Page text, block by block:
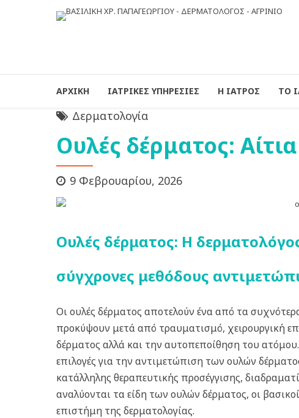
ΑΡΧΙΚΗ ΙΑΤΡΙΚΕΣ ΥΠΗΡΕΣΙΕΣ Η ΙΑΤΡΟΣ ΤΟ
Δερματολογία
Ουλές δέρματος:
9 Φεβρουαρίου, 2026
Ουλές δέρματος: Η
σύγχρονες μεθόδους
Οι ουλές δέρματος αποτελούν ένα από τα
προκύψουν μετά από τραυματισμό, χειρουργική
δέρματος αλλά και την αυτοπεποίθηση του
επιλογές για την αντιμετώπιση των ουλών
κατάλληλης θεραπευτικής προσέγγισης,
αναλύονται τα είδη των ουλών δέρματος, οι
επιστήμη της δερματολογίας.